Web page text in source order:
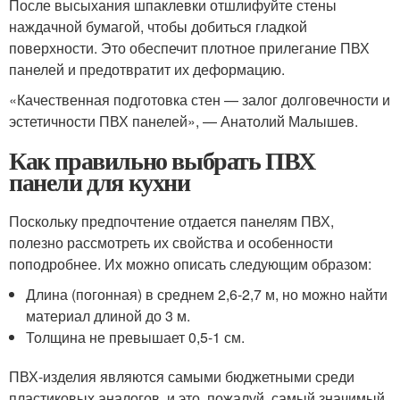
После высыхания шпаклевки отшлифуйте стены
наждачной бумагой, чтобы добиться гладкой
поверхности. Это обеспечит плотное прилегание ПВХ
панелей и предотвратит их деформацию.
«Качественная подготовка стен — залог долговечности и
эстетичности ПВХ панелей», — Анатолий Малышев.
Как правильно выбрать ПВХ
панели для кухни
Поскольку предпочтение отдается панелям ПВХ,
полезно рассмотреть их свойства и особенности
поподробнее. Их можно описать следующим образом:
Длина (погонная) в среднем 2,6-2,7 м, но можно найти
материал длиной до 3 м.
Толщина не превышает 0,5-1 см.
ПВХ-изделия являются самыми бюджетными среди